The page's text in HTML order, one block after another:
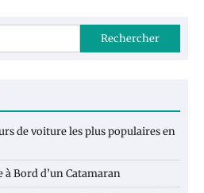
Rechercher
de voiture les plus populaires en
à Bord d’un Catamaran